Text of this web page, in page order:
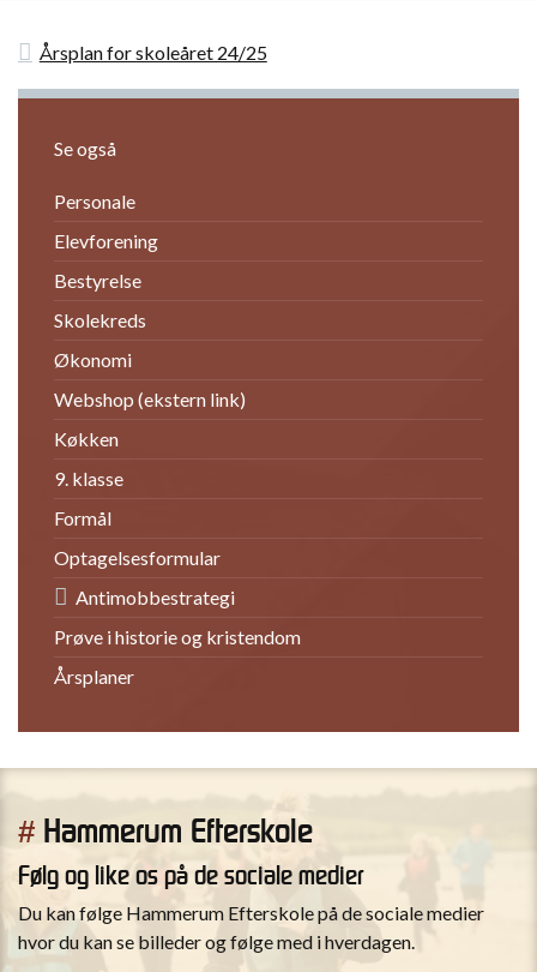
Årsplan for skoleåret 24/25
Se også
Personale
Elevforening
Bestyrelse
Skolekreds
Økonomi
Webshop (ekstern link)
Køkken
9. klasse
Formål
Optagelsesformular
Antimobbestrategi
Prøve i historie og kristendom
Årsplaner
# Hammerum Efterskole
Følg og like os på de sociale medier
Du kan følge Hammerum Efterskole på de sociale medier
hvor du kan se billeder og følge med i hverdagen.